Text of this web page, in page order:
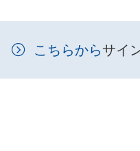
こちらからサイ